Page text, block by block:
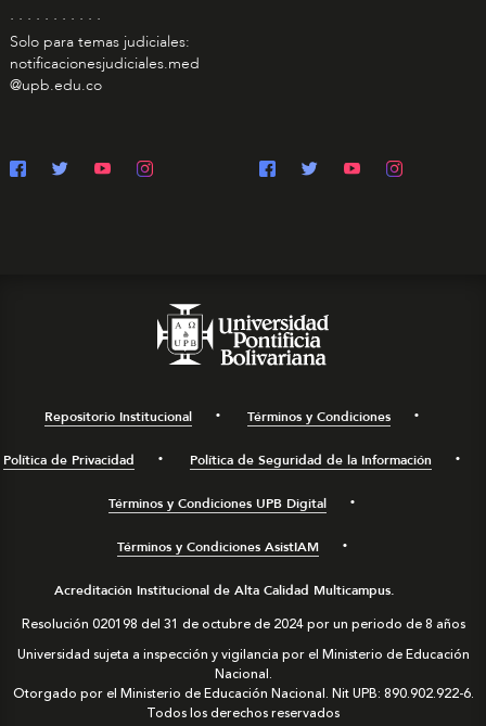
. . . . . . . . . . .
Solo para temas judiciales:
notificacionesjudiciales.med
@upb.edu.co
Repositorio Institucional Términos y Condiciones
Política de Privacidad Política de Seguridad de la Información
Términos y Condiciones UPB Digital
Términos y Condiciones AsistIAM
Acreditación Institucional de Alta Calidad Multicampus.
Resolución 020198 del 31 de octubre de 2024 por un periodo de 8 años
Universidad sujeta a inspección y vigilancia por el Ministerio de Educación
Nacional.
Otorgado por el Ministerio de Educación Nacional. Nit UPB: 890.902.922-6.
Todos los derechos reservados